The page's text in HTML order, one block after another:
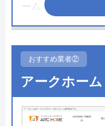
ーム・交換にも対
高く、個人宅だけ
ホームページで
工事費・処分費な
ており、表示価格
おすすめ業者②
アークホーム